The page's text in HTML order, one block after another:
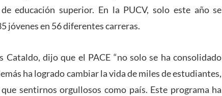
educación superior. En la PUCV, solo este año se
jóvenes en 56 diferentes carreras.
Cataldo, dijo que el PACE “no solo se ha consolidado
ha logrado cambiar la vida de miles de estudiantes,
sentirnos orgullosos como país. Este programa ha